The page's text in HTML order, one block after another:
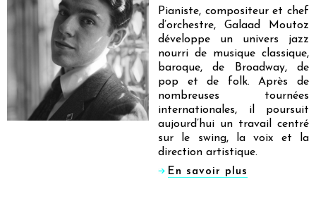
Pianiste, compositeur et chef
d’orchestre, Galaad Moutoz
développe un univers jazz
nourri de musique classique,
baroque, de Broadway, de
pop et de folk. Après de
nombreuses tournées
internationales, il poursuit
aujourd’hui un travail centré
sur le swing, la voix et la
direction artistique.
En savoir plus